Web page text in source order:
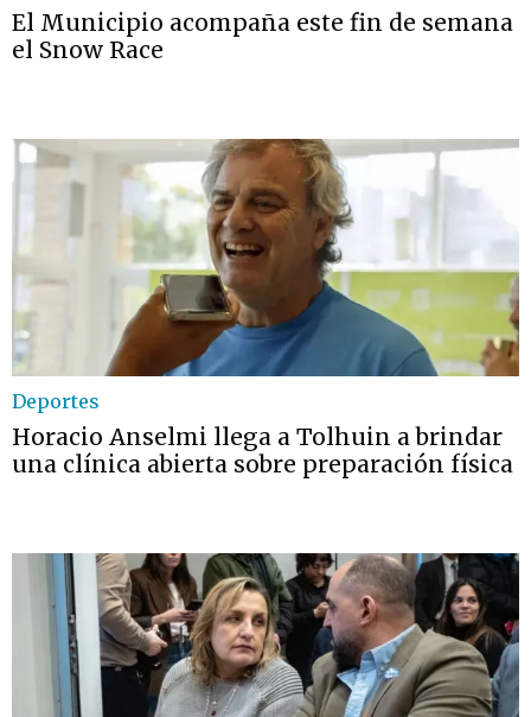
El Municipio acompaña este fin de semana
el Snow Race
Deportes
Horacio Anselmi llega a Tolhuin a brindar
una clínica abierta sobre preparación física